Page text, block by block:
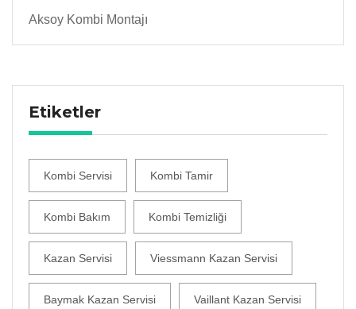
Aksoy Kombi Montajı
Etiketler
Kombi Servisi Kombi Tamir
Kombi Bakım Kombi Temizliği
Kazan Servisi Viessmann Kazan Servisi
Baymak Kazan Servisi Vaillant Kazan Servisi